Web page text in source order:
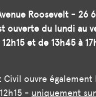
Roosevelt - 26
ouverte du lundi au
et de 13h45 à
Civil ouvre également
- uniquement